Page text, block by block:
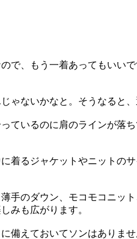
で、もう一着あってもいい
ないかなと。そうなると
ているのに肩のラインが落
るジャケットやニットの
手のダウン、モコモコニ
みも広がります。
備えておいてソンはありませ